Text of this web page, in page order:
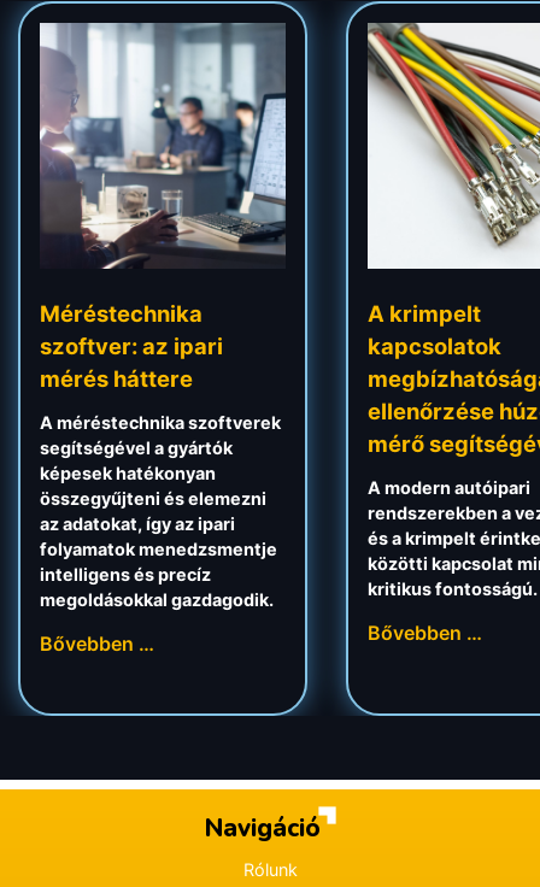
Méréstechnika
szoftver: az ipari
mérés háttere
A méréstechnika szoftverek
segítségével a gyártók
képesek hatékonyan
összegyűjteni és elemezni
az adatokat, így az ipari
folyamatok menedzsmentje
intelligens és precíz
megoldásokkal gazdagodik.
Bővebben …
A krimpelt
kapcsolatok
ellenőrzése
mérő
A modern autóipari
rendszerekben a
és a krimpelt
közötti kapcsolat
kritikus fontosságú.
Bővebben …
Navigáció
Rólunk